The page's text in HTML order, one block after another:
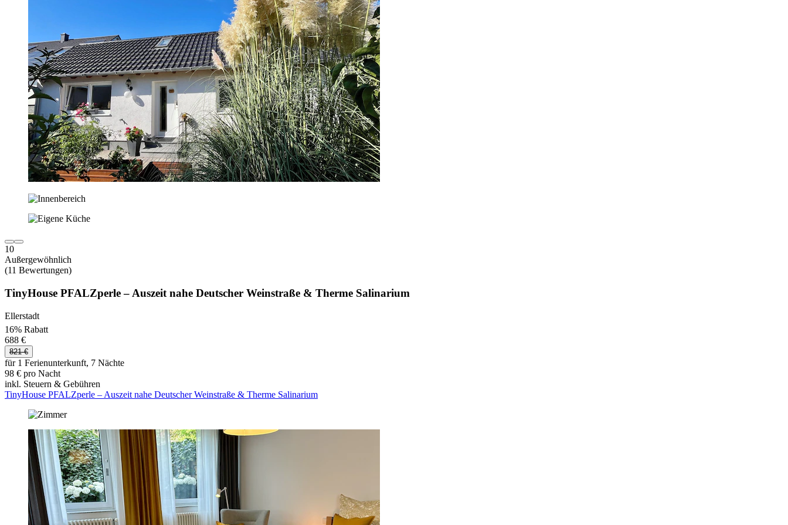
10
Außergewöhnlich
(11 Bewertungen)
TinyHouse PFALZperle – Auszeit nahe Deutscher Weinstraße & Therme Salinarium
Ellerstadt
16% Rabatt
688 €
821 €
für 1 Ferienunterkunft, 7 Nächte
98 € pro Nacht
inkl. Steuern & Gebühren
TinyHouse PFALZperle – Auszeit nahe Deutscher Weinstraße & Therme Salinarium